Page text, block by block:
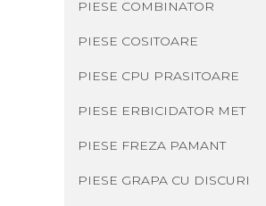
PIESE COMBINATOR
PIESE COSITOARE
PIESE CPU PRASITOARE
PIESE ERBICIDATOR MET
PIESE FREZA PAMANT
PIESE GRAPA CU DISCURI